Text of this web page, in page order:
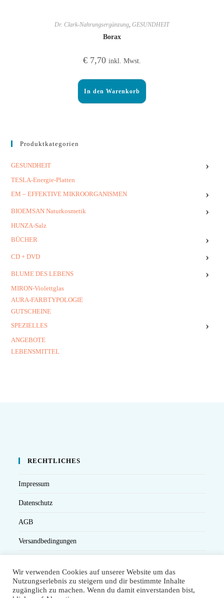
Dr. Clark-Nahrungsergänzung, GESUNDHEIT
Borax
€ 7,70 inkl. Mwst.
In den Warenkorb
Produktkategorien
GESUNDHEIT ›
TESLA-Energie-Platten
EM – EFFEKTIVE MIKROORGANISMEN
›
BIOEMSAN Naturkosmetik ›
HUNZA-Salz
BÜCHER
›
CD + DVD ›
BLUME DES LEBENS ›
MIRON-Violettglas
AURA-FARBTYPOLOGIE
GUTSCHEINE
SPEZIELLES
›
ANGEBOTE
LEBENSMITTEL
RECHTLICHES
Impressum
Datenschutz
AGB
Versandbedingungen
Seminarteilnahme- und Storno-Bedingungen
Wir verwenden Cookies auf unserer Website um das
Nutzungserlebnis zu steigern und dir bestimmte Inhalte
zugänglich zu machen. Wenn du damit einverstanden bist,